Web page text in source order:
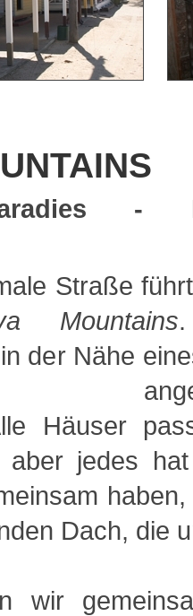
-
Straße
Mountains
der Nähe
Häuser
aber jedes
Dach, die
wir